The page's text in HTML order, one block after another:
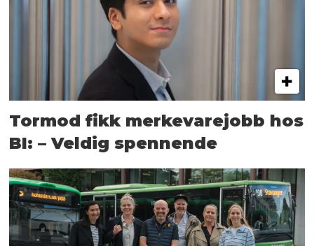
Tormod fikk merkevarejobb hos
BI: – Veldig spennende